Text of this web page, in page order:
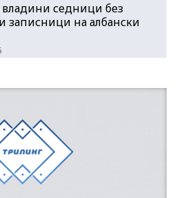
седници без
записници на албански